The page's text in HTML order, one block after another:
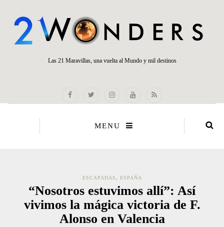
Las 21 Maravillas, una vuelta al Mundo y mil destinos
MENU
ESCAPADAS ESPAÑA
“Nosotros estuvimos allí”: Así
vivimos la mágica victoria de F.
Alonso en Valencia